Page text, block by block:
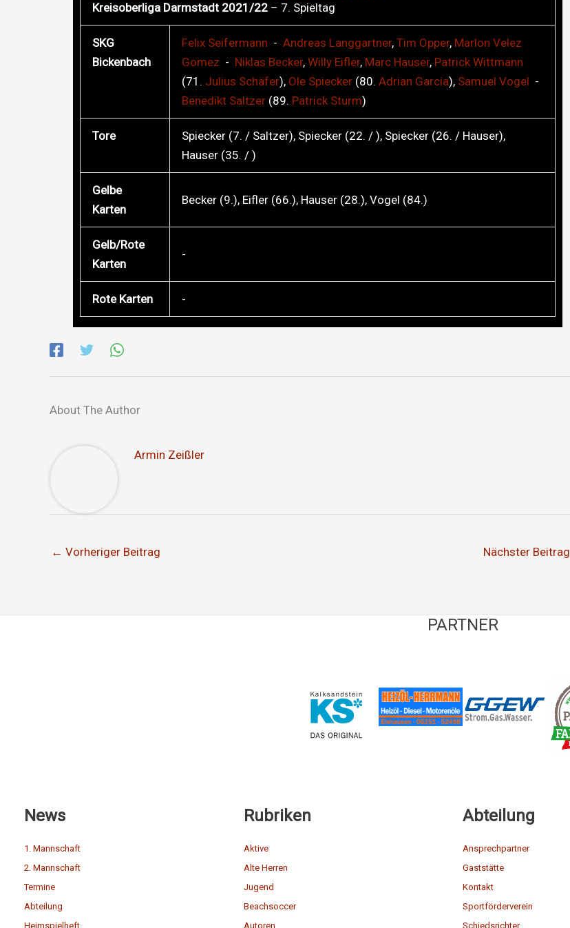
Kreisoberliga Darmstadt 2021/22 – 7. Spieltag
SKG
Bickenbach
Felix Seifermann - Andreas Langgartner, Tim Opper, Marlon Velez
Gomez - Niklas Becker, Willy Eifler, Marc Hauser, Patrick Wittmann
(71. Julius Schäfer), Ole Spiecker (80. Adrian Garcia), Samuel Vogel -
Benedikt Saltzer (89. Patrick Sturm)
Tore
Spiecker (7. / Saltzer), Spiecker (22. / ), Spiecker (26. / Hauser),
Hauser (35. / )
Gelbe
Karten
Becker (9.), Eifler (66.), Hauser (28.), Vogel (84.)
Gelb/Rote
Karten
-
Rote Karten -
About The Author
Armin Zeißler
← Vorheriger Beitrag Nächster Beitrag
PARTNER
News
1. Mannschaft
2. Mannschaft
Termine
Abteilung
Heimspielheft
Rubriken
Aktive
Alte Herren
Jugend
Beachsoccer
Autoren
Abteilung
Ansprechpartner
Gaststätte
Kontakt
Sportförderverein
Schiedsrichter